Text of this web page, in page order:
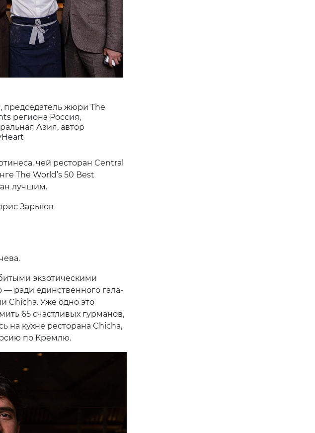
председатель жюри The
региона Россия,
Азия, автор
чей ресторан Central
The World’s 50 Best
лучшим.
Зарьков
экзотическими
ради единственного гала-
Chicha. Уже одно это
65 счастливых гурманов,
на кухне ресторана Chicha,
по Кремлю.